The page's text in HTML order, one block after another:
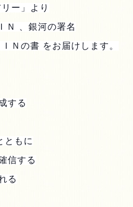
ー」より
Ｎ 、銀河の署名
Ｎの書 をお届けします。
する
ともに
信する
る